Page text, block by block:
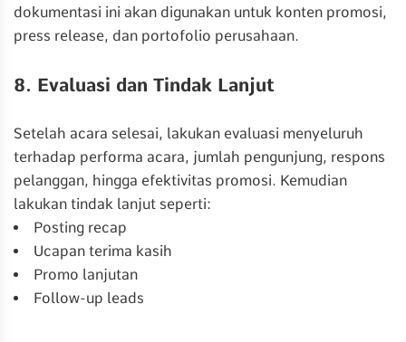
dokumentasi ini akan digunakan untuk konten promosi,
press release, dan portofolio perusahaan.
8. Evaluasi dan Tindak Lanjut
Setelah acara selesai, lakukan evaluasi menyeluruh
terhadap performa acara, jumlah pengunjung, respons
pelanggan, hingga efektivitas promosi. Kemudian
lakukan tindak lanjut seperti:
Posting recap
Ucapan terima kasih
Promo lanjutan
Follow-up leads